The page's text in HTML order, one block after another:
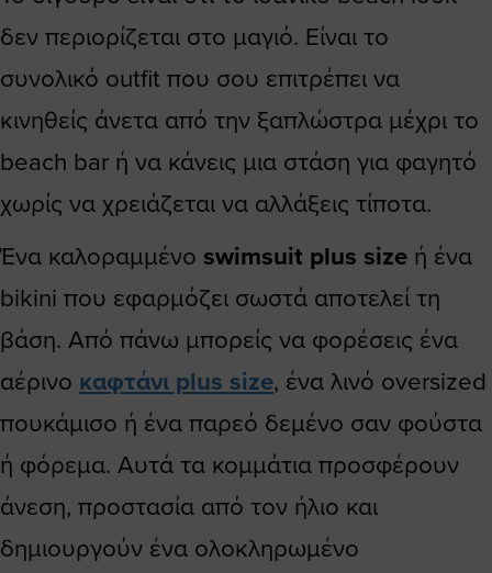
δεν περιορίζεται στο μαγιό. Είναι το
συνολικό outfit που σου επιτρέπει να
κινηθείς άνετα από την ξαπλώστρα μέχρι το
beach bar ή να κάνεις μια στάση για φαγητό
χωρίς να χρειάζεται να αλλάξεις τίποτα.
Ένα καλοραμμένο swimsuit plus size ή ένα
bikini που εφαρμόζει σωστά αποτελεί τη
βάση. Από πάνω μπορείς να φορέσεις ένα
αέρινο καφτάνι plus size, ένα λινό oversized
πουκάμισο ή ένα παρεό δεμένο σαν φούστα
ή φόρεμα. Αυτά τα κομμάτια προσφέρουν
άνεση, προστασία από τον ήλιο και
δημιουργούν ένα ολοκληρωμένο